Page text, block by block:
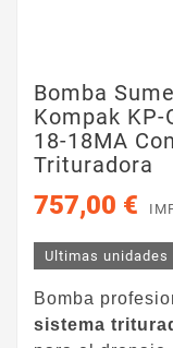
Bomba
Kompak KP-
18-18MA Con
Trituradora
757,00 €
Ultimas unidades
Bomba
sistema